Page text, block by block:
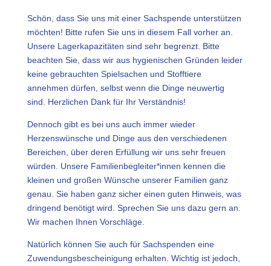
Schön, dass Sie uns mit einer Sachspende unterstützen
möchten! Bitte rufen Sie uns in diesem Fall vorher an.
Unsere Lagerkapazitäten sind sehr begrenzt. Bitte
beachten Sie, dass wir aus hygienischen Gründen leider
keine gebrauchten Spielsachen und Stofftiere
annehmen dürfen, selbst wenn die Dinge neuwertig
sind. Herzlichen Dank für Ihr Verständnis!
Dennoch gibt es bei uns auch immer wieder
Herzenswünsche und Dinge aus den verschiedenen
Bereichen, über deren Erfüllung wir uns sehr freuen
würden. Unsere Familienbegleiter*innen kennen die
kleinen und großen Wünsche unserer Familien ganz
genau. Sie haben ganz sicher einen guten Hinweis, was
dringend benötigt wird. Sprechen Sie uns dazu gern an.
Wir machen Ihnen Vorschläge.
Natürlich können Sie auch für Sachspenden eine
Zuwendungsbescheinigung erhalten. Wichtig ist jedoch,